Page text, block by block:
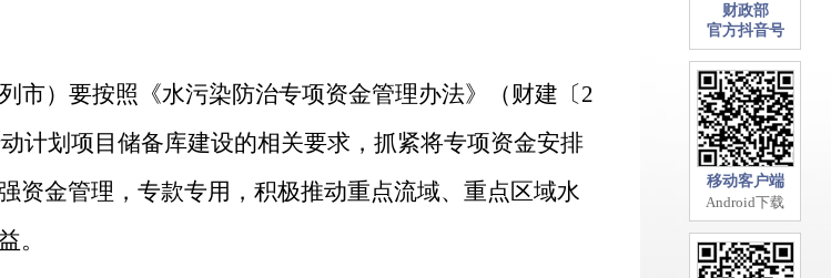
财政部
官方抖音号
移动客户端
Android下载
市）要按照《水污染防治专项资金管理办法》（财建〔2
计划项目储备库建设的相关要求，抓紧将专项资金安排
资金管理，专款专用，积极推动重点流域、重点区域水
。